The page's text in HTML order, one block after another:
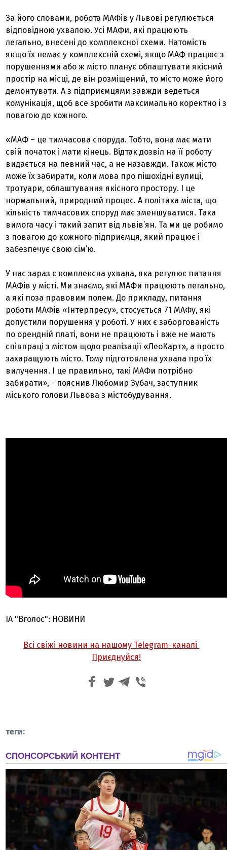
За його словами, робота МАФів у Львові регулюється
відповідною ухвалою. Усі МАФи, які працюють
легально, внесені до комплексної схеми. Натомість
якщо їх немає у комплексній схемі, якщо МАФ працює з
порушеннями або ж місто планує облаштувати якісний
простір на місці, де він розміщений, то місто може його
демонтувати. А з підприємцями завжди ведеться
комунікація, щоб все зробити максимально коректно і з
повагою до кожного.
«МАФ – це тимчасова споруда. Тобто, вона має мати
свій початок і мати кінець. Відтак дозвіл на її роботу
видається на певний час, а не назавжди. Також місто
може їх забирати, коли мова про пішохідні вулиці,
тротуари, облаштування якісного простору. І це
нормальний, природний процес. А політика міста, що
кількість тимчасових споруд має зменшуватися. Така
вимога часу і такий запит від львів’ян. Та ми це робимо
з повагою до кожного підприємця, який працює і
забезпечує свою сім’ю.
У нас зараз є комплексна ухвала, яка регулює питання
МАФів у місті. Ми знаємо, які МАФи працюють легально,
а які поза правовим полем. До прикладу, питання
роботи МАФів «Інтерпресу», стосується 71 МАФу, які
допустили порушення у роботі. У них є заборгованість
по орендній платі, вони не працюють і вже не мають
співпраці з містом щодо реалізації «ЛеоКарт», а просто
захаращують місто. Тому підготовлена ухвала про їх
вилучення. І це правильно, такі МАФи потрібно
забирати», - пояснив Любомир Зубач, заступник
міського голови Львова з містобудування.
ІА "Вголос": НОВИНИ
Всі свіжі новини на нашому Telegram-каналі
Приєднуйся!